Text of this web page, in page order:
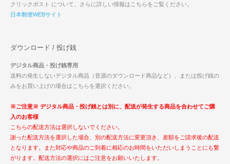
クリックポスト について、さらに詳しい情報はこちらをご覧ください。
日本郵便WEBサイト
ダウンロード / 投げ銭
デジタル商品・投げ銭専用
送料の発生しないデジタル商品（音源のダウンロード商品など）、または投げ銭の
みをお買い上げの場合はこちらを選択ください。
※ご注意※ デジタル商品・投げ銭とは別に、配送が発生する商品を合わせてご購
入のお客様
こちらの配送方法は選択しないでください。
謝った配送方法を選択した場合、別の配送方法に変更頂き、差額をご請求後の配送
となります。また対応や商品のご到着に相応のお時間をいただいしまうことにも繋
がります。配送方法の選択にはご注意をお願いいたします。